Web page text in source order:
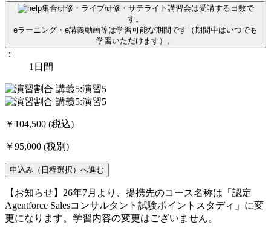
集合研修・ライブ研修・サテライト講習会は受講する日数で
す。
eラーニング・e講義動画等は学習可能な期間です（期間中はいつでも
学習いただけます）。
：
1日間
￥104,500 (税込)
￥95,000 (税別)
申込み（日程選択）へ進む
【お知らせ】26年7月より、提携先のコース名称は「認定
Agentforce Salesコンサルタント試験ポイントスタディ」に変
更になります。学習内容の変更はございません。